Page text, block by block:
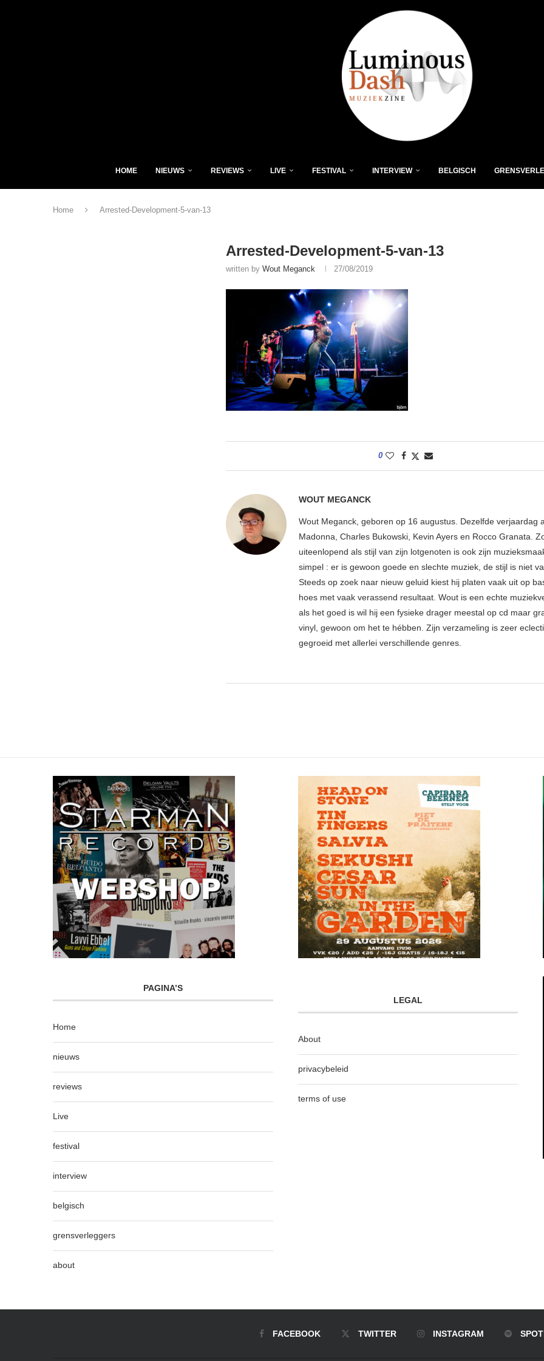
HOME NIEUWS REVIEWS LIVE FESTIVAL INTERVIEW BELGISCH
Home Arrested-Development-5-van-13
Arrested-Development-5-van-13
written by Wout Meganck 27/08/2019
0
WOUT MEGANCK
Wout Meganck, geboren op 16 augustus. Dezelfde verjaardag
Madonna, Charles Bukowski, Kevin Ayers en Rocco Granata.
uiteenlopend als stijl van zijn lotgenoten is ook zijn
simpel : er is gewoon goede en slechte muziek, de stijl is niet
Steeds op zoek naar nieuw geluid kiest hij platen vaak uit op
hoes met vaak verassend resultaat. Wout is een echte
als het goed is wil hij een fysieke drager meestal op cd maar
vinyl, gewoon om het te hébben. Zijn verzameling is zeer
gegroeid met allerlei verschillende genres.
PAGINA’S
Home
nieuws
reviews
Live
festival
interview
belgisch
grensverleggers
about
LEGAL
About
privacybeleid
terms of use
FACEBOOK TWITTER INSTAGRAM